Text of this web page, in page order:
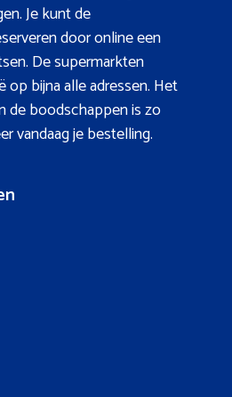
Je kunt de
door online een
De supermarkten
op bijna alle adressen. Het
de boodschappen is zo
vandaag je bestelling.